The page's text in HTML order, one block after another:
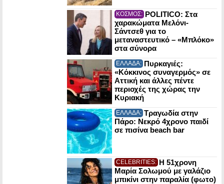
ΚΟΣΜΟΣ: POLITICO: Στα
χαρακώματα Μελόνι-
Σάντσεθ για το
μεταναστευτικό – «Μπλόκο»
στα σύνορα
ΕΛΛΑΔΑ: Πυρκαγιές:
«Κόκκινος συναγερμός» σε
Αττική και άλλες πέντε
περιοχές της χώρας την
Κυριακή
ΕΛΛΑΔΑ: Τραγωδία στην
Πάρο: Νεκρό 4χρονο παιδί
σε πισίνα beach bar
CELEBRITIES: Η 51χρονη
Μαρία Σολωμού με γαλάζιο
μπικίνι στην παραλία (φωτο)